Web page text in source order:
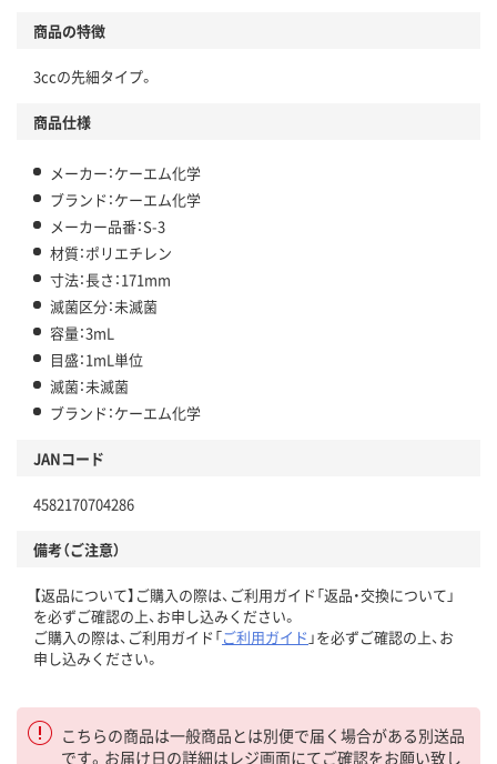
商品の特徴
3ccの先細タイプ。
商品仕様
メーカー：ケーエム化学
ブランド：ケーエム化学
メーカー品番：S-3
材質：ポリエチレン
寸法：長さ：171mm
滅菌区分：未滅菌
容量：3mL
目盛：1mL単位
滅菌：未滅菌
ブランド：ケーエム化学
JANコード
4582170704286
備考（ご注意）
【返品について】ご購入の際は、ご利用ガイド「返品・交換について」
を必ずご確認の上、お申し込みください。
ご購入の際は、ご利用ガイド「ご利用ガイド 」を必ずご確認の上、お
申し込みください。
こちらの商品は一般商品とは別便で届く場合がある別送品
です。お届け日の詳細はレジ画面にてご確認をお願い致し